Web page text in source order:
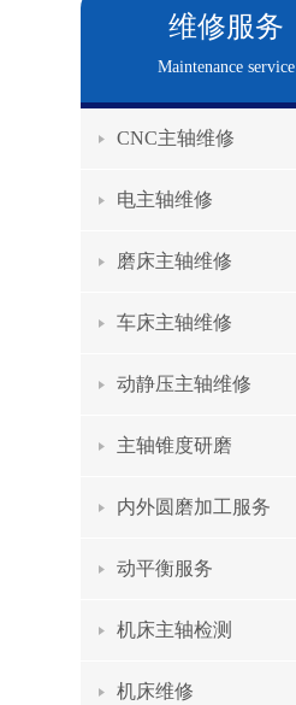
维修服务
Maintenance service
CNC主轴维修
电主轴维修
磨床主轴维修
车床主轴维修
动静压主轴维修
主轴锥度研磨
内外圆磨加工服务
动平衡服务
机床主轴检测
机床维修